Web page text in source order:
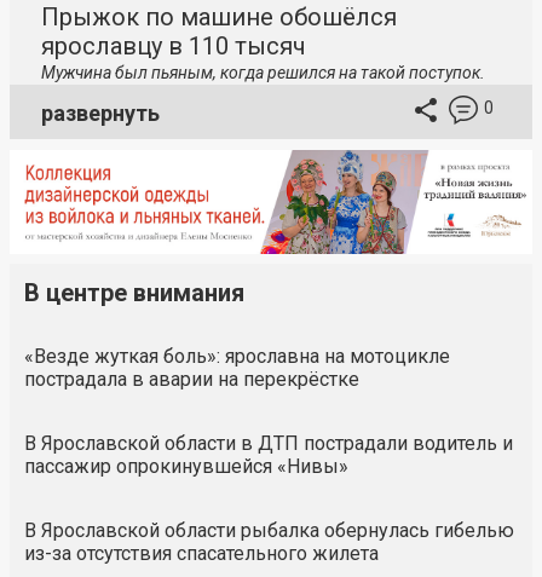
Прыжок по машине обошёлся
ярославцу в 110 тысяч
Мужчина был пьяным, когда решился на такой поступок.
развернуть 0
В центре внимания
«Везде жуткая боль»: ярославна на мотоцикле
пострадала в аварии на перекрёстке
В Ярославской области в ДТП пострадали водитель и
пассажир опрокинувшейся «Нивы»
В Ярославской области рыбалка обернулась гибелью
из-за отсутствия спасательного жилета